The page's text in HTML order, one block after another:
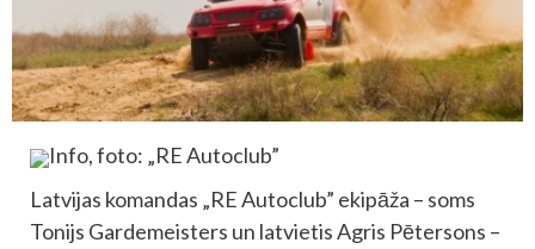
Info, foto: „RE Autoclub”
Latvijas komandas „RE Autoclub” ekipāža – soms
Tonijs Gardemeisters un latvietis Agris Pētersons –